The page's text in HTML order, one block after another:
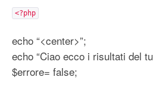
<?php
echo “<center>”;
echo “Ciao ecco i risultati del
$errore= false;